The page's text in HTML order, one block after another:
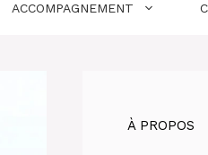
ACCOMPAGNEMENT
À PROPOS